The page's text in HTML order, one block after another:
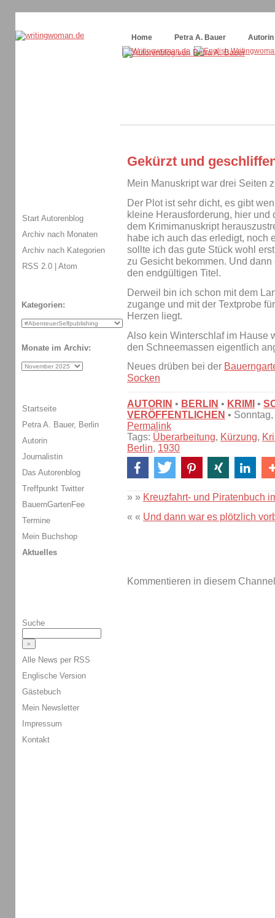
Home
Petra A. Bauer Autorin
Gekürzt und
Mein Manuskript war drei Seiten
Der Plot ist sehr dicht, es gibt
kleine Herausforderung, hier
dem Krimimanuskript
habe ich auch das erledigt, noch
sollte ich das gute Stück wohl
zu Gesicht bekommen. Und
den endgültigen Titel.
Derweil bin ich schon mit dem
zugange und mit der Textprobe
Herzen liegt.
Also kein Winterschlaf im Hause
den Schneemassen eigentlich
Neues drüben bei der
Socken
AUTORIN • BERLIN • KRIMI •
VERÖFFENTLICHEN •
Permalink
Tags: Überarbeitung, Kürzung,
Berlin, 1930
» » Kreuzfahrt- und Piratenbuch
« « Und dann war es plötzlich
Kommentieren in diesem
Start Autorenblog
Archiv nach Monaten
Archiv nach Kategorien
RSS 2.0 | Atom
Kategorien:
Monate im Archiv:
Startseite
Petra A. Bauer, Berlin
Autorin
Journalistin
Das Autorenblog
Treffpunkt Twitter
BauernGartenFee
Termine
Mein Buchshop
Aktuelles
Suche
Alle News per RSS
Englische Version
Gästebuch
Mein Newsletter
Impressum
Kontakt